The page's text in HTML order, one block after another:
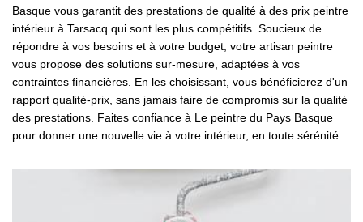
Basque vous garantit des prestations de qualité à des prix peintre
intérieur à Tarsacq qui sont les plus compétitifs. Soucieux de
répondre à vos besoins et à votre budget, votre artisan peintre
vous propose des solutions sur-mesure, adaptées à vos
contraintes financières. En les choisissant, vous bénéficierez d'un
rapport qualité-prix, sans jamais faire de compromis sur la qualité
des prestations. Faites confiance à Le peintre du Pays Basque
pour donner une nouvelle vie à votre intérieur, en toute sérénité.